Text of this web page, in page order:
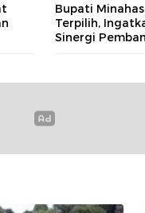
Bupati
Terpilih,
Sinergi